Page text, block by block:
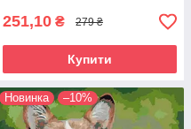
251,10 ₴ 279 ₴
Купити
Новинка –10%